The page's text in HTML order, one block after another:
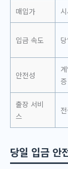
매입가
입금 속도
안전성
증
출장 서비
스
당일 입금 안